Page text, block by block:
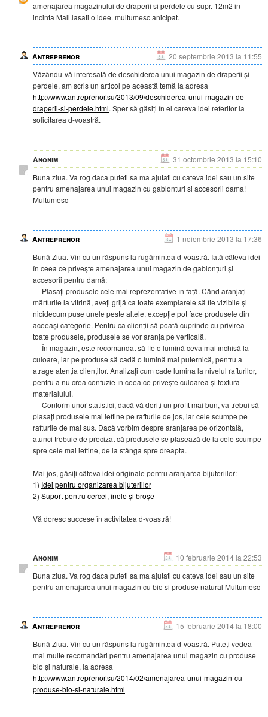
amenajarea magazinului de draperii si perdele cu supr. 12m2 in
incinta Mall.lasati o idee. multumesc anicipat.
Antreprenor
20 septembrie 2013 la 11:55
Văzându-vă interesată de deschiderea unui magazin de draperii și
perdele, am scris un articol pe această temă la adresa
http://www.antreprenor.su/2013/09/deschiderea-unui-magazin-de-
draperii-si-perdele.html. Sper să găsiți în el careva idei referitor la
solicitarea d-voastră.
Anonim
31 octombrie 2013 la 15:10
Buna ziua. Va rog daca puteti sa ma ajutati cu cateva idei sau un site
pentru amenajarea unui magazin cu gablonturi si accesorii dama!
Multumesc
Antreprenor
1 noiembrie 2013 la 17:36
Bună Ziua. Vin cu un răspuns la rugămintea d-voastră. Iată câteva idei
în ceea ce privește amenajarea unui magazin de gablonțuri și
accesorii pentru damă:
— Plasați produsele cele mai reprezentative în față. Când aranjați
mărfurile la vitrină, aveți grijă ca toate exemplarele să fie vizibile și
nicidecum puse unele peste altele, excepție pot face produsele din
aceeași categorie. Pentru ca clienții să poată cuprinde cu privirea
toate produsele, produsele se vor aranja pe verticală.
— În magazin, este recomandat să fie o lumină ceva mai închisă la
culoare, iar pe produse să cadă o lumină mai puternică, pentru a
atrage atenția clienților. Analizați cum cade lumina la nivelul rafturilor,
pentru a nu crea confuzie în ceea ce privește culoarea și textura
materialului.
— Conform unor statistici, dacă vă doriți un profit mai bun, va trebui să
plasați produsele mai ieftine pe rafturile de jos, iar cele scumpe pe
rafturile de mai sus. Dacă vorbim despre aranjarea pe orizontală,
atunci trebuie de precizat că produsele se plasează de la cele scumpe
spre cele mai ieftine, de la stânga spre dreapta.
Mai jos, găsiți câteva idei originale pentru aranjarea bijuteriilor:
1) Idei pentru organizarea bijuteriilor
2) Suport pentru cercei, inele și broșe
Vă doresc succese în activitatea d-voastră!
Anonim
10 februarie 2014 la 22:53
Buna ziua. Va rog daca puteti sa ma ajutati cu cateva idei sau un site
pentru amenajarea unui magazin cu bio si produse natural Multumesc
Antreprenor
15 februarie 2014 la 18:00
Bună Ziua. Vin cu un răspuns la rugămintea d-voastră. Puteți vedea
mai multe recomandări pentru amenajarea unui magazin cu produse
bio și naturale, la adresa
http://www.antreprenor.su/2014/02/amenajarea-unui-magazin-cu-
produse-bio-si-naturale.html